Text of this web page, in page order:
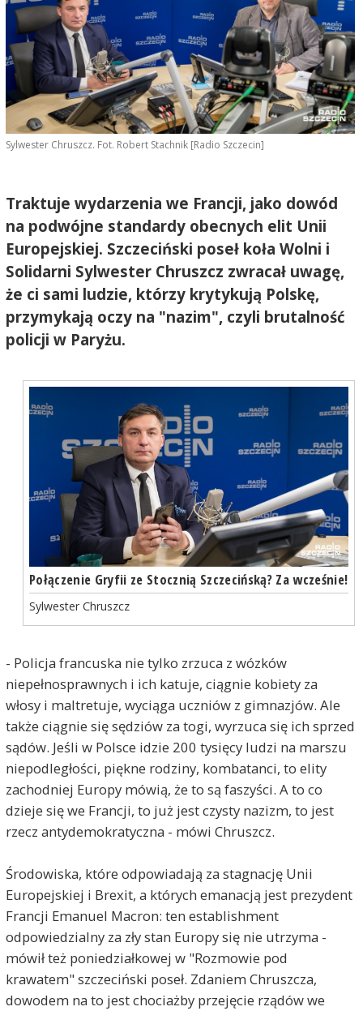
Sylwester Chruszcz. Fot. Robert Stachnik [Radio Szczecin]
Traktuje wydarzenia we Francji, jako dowód
na podwójne standardy obecnych elit Unii
Europejskiej. Szczeciński poseł koła Wolni i
Solidarni Sylwester Chruszcz zwracał uwagę,
że ci sami ludzie, którzy krytykują Polskę,
przymykają oczy na "nazim", czyli brutalność
policji w Paryżu.
Połączenie Gryfii ze Stocznią Szczecińską? Za wcześnie!
Sylwester Chruszcz
- Policja francuska nie tylko zrzuca z wózków
niepełnosprawnych i ich katuje, ciągnie kobiety za
włosy i maltretuje, wyciąga uczniów z gimnazjów. Ale
także ciągnie się sędziów za togi, wyrzuca się ich sprzed
sądów. Jeśli w Polsce idzie 200 tysięcy ludzi na marszu
niepodległości, piękne rodziny, kombatanci, to elity
zachodniej Europy mówią, że to są faszyści. A to co
dzieje się we Francji, to już jest czysty nazizm, to jest
rzecz antydemokratyczna - mówi Chruszcz.
Środowiska, które odpowiadają za stagnację Unii
Europejskiej i Brexit, a których emanacją jest prezydent
Francji Emanuel Macron: ten establishment
odpowiedzialny za zły stan Europy się nie utrzyma -
mówił też poniedziałkowej w "Rozmowie pod
krawatem" szczeciński poseł. Zdaniem Chruszcza,
dowodem na to jest chociażby przejęcie rządów we